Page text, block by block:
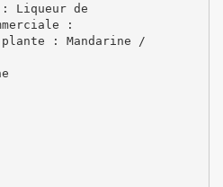
: Liqueur de
:
: Mandarine /